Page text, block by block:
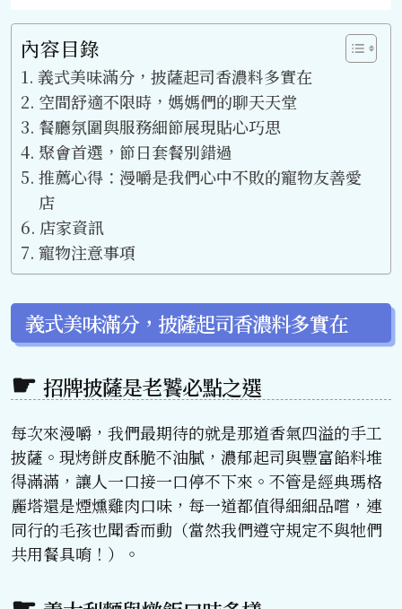
內容目錄
義式美味滿分，披薩起司香濃料多實在
空間舒適不限時，媽媽們的聊天天堂
餐廳氛圍與服務細節展現貼心巧思
聚會首選，節日套餐別錯過
推薦心得：漫嚼是我們心中不敗的寵物友善愛
店
店家資訊
寵物注意事項
義式美味滿分，披薩起司香濃料多實在
招牌披薩是老饕必點之選
每次來漫嚼，我們最期待的就是那道香氣四溢的手工
披薩。現烤餅皮酥脆不油膩，濃郁起司與豐富餡料堆
得滿滿，讓人一口接一口停不下來。不管是經典瑪格
麗塔還是煙燻雞肉口味，每一道都值得細細品嚐，連
同行的毛孩也聞香而動（當然我們遵守規定不與牠們
共用餐具唷！）。